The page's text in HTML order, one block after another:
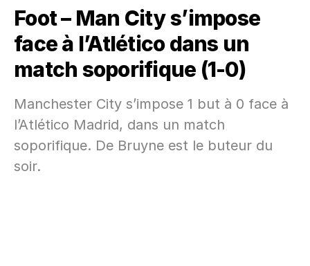
Foot – Man City s’impose
face à l’Atlético dans un
match soporifique (1-0)
Manchester City s’impose 1 but à 0 face à
l’Atlético Madrid, dans un match
soporifique. De Bruyne est le buteur du
soir.